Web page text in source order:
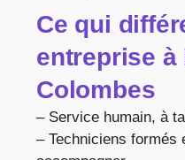
Ce qui
entreprise à
Colombes
– Service humain, à
– Techniciens formés